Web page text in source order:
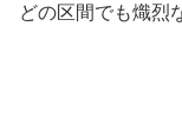
どの区間でも熾烈